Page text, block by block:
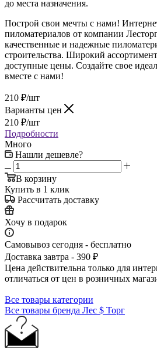
до места назначения.
Построй свои мечты с нами!
пиломатериалов от компании
качественные и надежные
строительства. Широкий
доступные цены. Создайте свое
вместе с нами!
210 ₽/шт
Варианты цен
210 ₽/шт
Подробности
Много
Нашли дешевле?
В корзину
Купить в 1 клик
Рассчитать доставку
Хочу в подарок
Самовывоз сегодня - бесплатно
Доставка завтра - 390 ₽
Цена действительна только для
отличаться от цен в розничных
Все товары категории
Все товары бренда Лес $ Торг